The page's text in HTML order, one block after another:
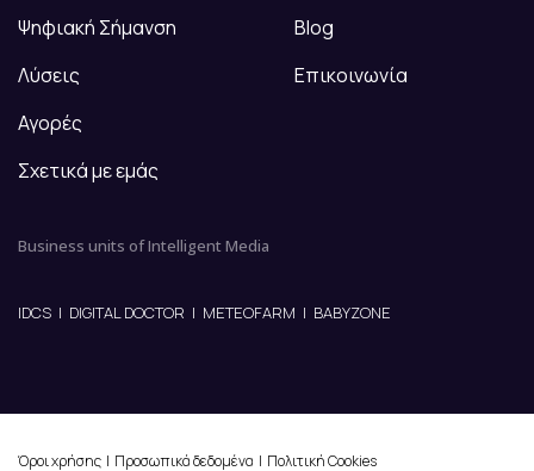
Ψηφιακή Σήμανση
Λύσεις
Αγορές
Σχετικά με εμάς
Blog
Επικοινωνία
Business units of Intelligent Media
IDCS | DIGITAL DOCTOR | METEOFARM | BABYZONE
Όροι χρήσης | Προσωπικά δεδομένα | Πολιτική Cookies